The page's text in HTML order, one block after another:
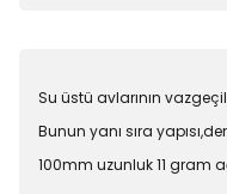
Su üstü avlarının
Bunun yanı sıra
100mm uzunluk 11 gram